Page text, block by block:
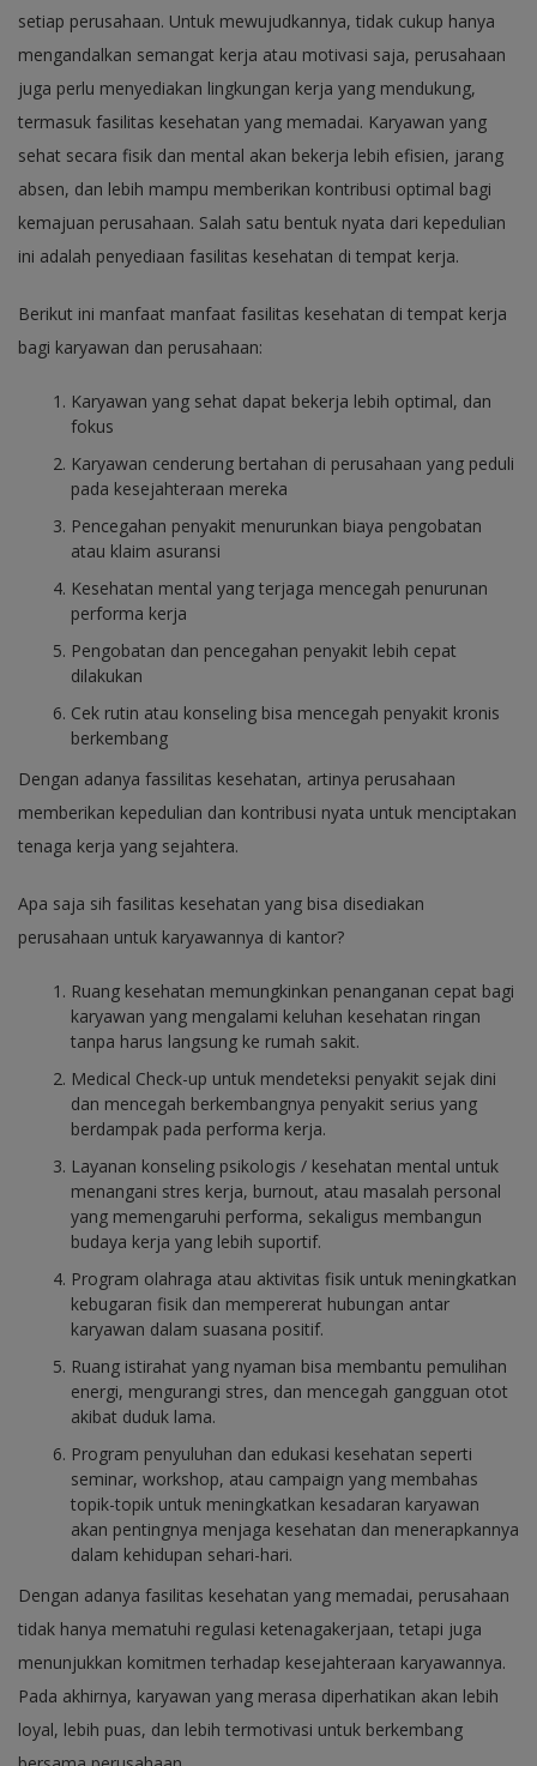
setiap perusahaan. Untuk mewujudkannya, tidak cukup hanya
mengandalkan semangat kerja atau motivasi saja, perusahaan
juga perlu menyediakan lingkungan kerja yang mendukung,
termasuk fasilitas kesehatan yang memadai. Karyawan yang
sehat secara fisik dan mental akan bekerja lebih efisien, jarang
absen, dan lebih mampu memberikan kontribusi optimal bagi
kemajuan perusahaan. Salah satu bentuk nyata dari kepedulian
ini adalah penyediaan fasilitas kesehatan di tempat kerja.
Berikut ini manfaat manfaat fasilitas kesehatan di tempat kerja
bagi karyawan dan perusahaan:
Karyawan yang sehat dapat bekerja lebih optimal, dan
fokus
Karyawan cenderung bertahan di perusahaan yang peduli
pada kesejahteraan mereka
Pencegahan penyakit menurunkan biaya pengobatan
atau klaim asuransi
Kesehatan mental yang terjaga mencegah penurunan
performa kerja
Pengobatan dan pencegahan penyakit lebih cepat
dilakukan
Cek rutin atau konseling bisa mencegah penyakit kronis
berkembang
Dengan adanya fassilitas kesehatan, artinya perusahaan
memberikan kepedulian dan kontribusi nyata untuk menciptakan
tenaga kerja yang sejahtera.
Apa saja sih fasilitas kesehatan yang bisa disediakan
perusahaan untuk karyawannya di kantor?
Ruang kesehatan memungkinkan penanganan cepat bagi
karyawan yang mengalami keluhan kesehatan ringan
tanpa harus langsung ke rumah sakit.
Medical Check-up untuk mendeteksi penyakit sejak dini
dan mencegah berkembangnya penyakit serius yang
berdampak pada performa kerja.
Layanan konseling psikologis / kesehatan mental untuk
menangani stres kerja, burnout, atau masalah personal
yang memengaruhi performa, sekaligus membangun
budaya kerja yang lebih suportif.
Program olahraga atau aktivitas fisik untuk meningkatkan
kebugaran fisik dan mempererat hubungan antar
karyawan dalam suasana positif.
Ruang istirahat yang nyaman bisa membantu pemulihan
energi, mengurangi stres, dan mencegah gangguan otot
akibat duduk lama.
Program penyuluhan dan edukasi kesehatan seperti
seminar, workshop, atau campaign yang membahas
topik-topik untuk meningkatkan kesadaran karyawan
akan pentingnya menjaga kesehatan dan menerapkannya
dalam kehidupan sehari-hari.
Dengan adanya fasilitas kesehatan yang memadai, perusahaan
tidak hanya mematuhi regulasi ketenagakerjaan, tetapi juga
menunjukkan komitmen terhadap kesejahteraan karyawannya.
Pada akhirnya, karyawan yang merasa diperhatikan akan lebih
loyal, lebih puas, dan lebih termotivasi untuk berkembang